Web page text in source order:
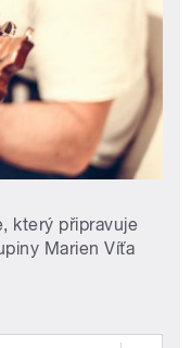
který připravuje
Marien Víťa